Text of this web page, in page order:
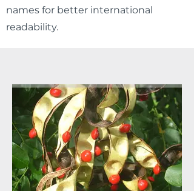
names for better international
readability.